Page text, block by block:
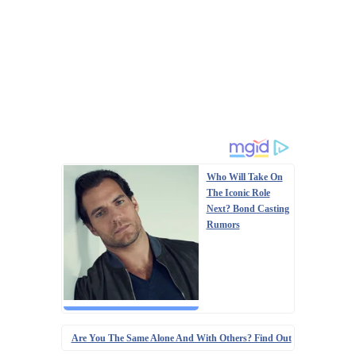
Who Will Take On
The Iconic Role
Next? Bond Casting
Rumors
Are You The Same Alone And With Others? Find Out